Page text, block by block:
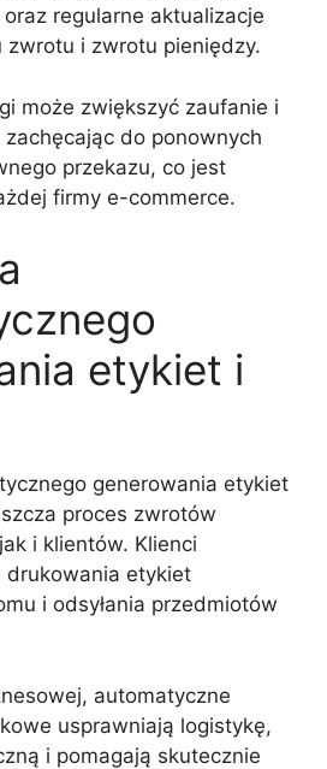
oraz regularne aktualizacje
i zwrotu pieniędzy.
może zwiększyć zaufanie i
do ponownych
przekazu, co jest
firmy e-commerce.
etykiet i
generowania etykiet
proces zwrotów
i klientów. Klienci
drukowania etykiet
i odsyłania przedmiotów
automatyczne
usprawniają logistykę,
i pomagają skutecznie